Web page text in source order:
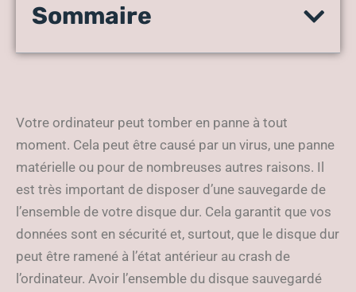
Comment sauvegarder
dur
Sommaire
Votre ordinateur peut tomber en panne à tout
moment. Cela peut être causé par un virus, une panne
matérielle ou pour de nombreuses autres raisons. Il
est très important de disposer d’une sauvegarde de
l’ensemble de votre disque dur. Cela garantit que vos
données sont en sécurité et, surtout, que le disque dur
peut être ramené à l’état antérieur au crash de
l’ordinateur. Avoir l’ensemble du disque sauvegardé